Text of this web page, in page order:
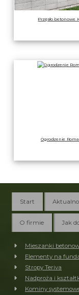
Przęsło betonowe
Ogrodzenie
Start
O firmie Jak
Mieszanki
Elementy na
Stropy Teriva
Nadproża i
Kominy